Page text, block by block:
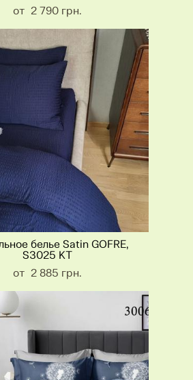
от 2 790 грн.
белье Satin GOFRE,
S3025 КT
от 2 885 грн.